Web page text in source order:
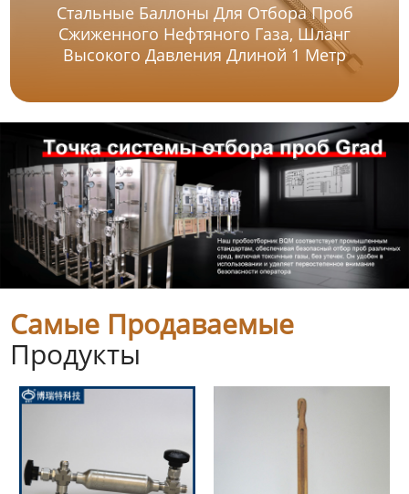
Стальные Баллоны Для Отбора Проб
Сжиженного Нефтяного Газа, Шланг
Высокого Давления Длиной 1 Метр
Самые Продаваемые
Продукты